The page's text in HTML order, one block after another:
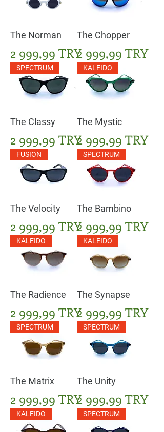
The Norman
Цена
2 999,99 TRY
The Chopper
Цена
2 999,99 TRY
SPECTRUM
The Classy
Цена
2 999,99 TRY
KALEIDO
The Mystic
Цена
2 999,99 TRY
FUSION
The Velocity
Цена
2 999,99 TRY
SPECTRUM
The Bambino
Цена
2 999,99 TRY
KALEIDO
The Radience
Цена
2 999,99 TRY
KALEIDO
The Synapse
Цена
2 999,99 TRY
SPECTRUM
The Matrix
Цена
2 999,99 TRY
SPECTRUM
The Unity
Цена
2 999,99 TRY
KALEIDO SPECTRUM